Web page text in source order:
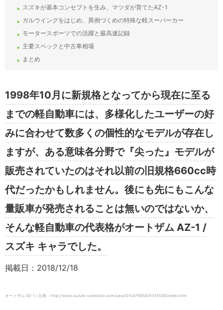
スズキが基本コンセプトを生み、マツダが育てたAZ-1
ガルウイングをはじめ、異例づくめの特殊な軽スーパーカー
モータースポーツでの活躍と最高速記録
主要スペックと中古車相場
まとめ
1998年10月に新規格となってから現在に至る
までの軽自動車には、多様化したユーザーの好
みに合わせて数多くの個性的なモデルが存在し
ますが、ある意味各分野で『尖った』モデルが
販売されていたのはそれ以前の旧規格660cc時
代だったかもしれません。後にも先にもこんな
量販車が発売されることは無いのではないか、
そんな軽自動車の代表格がオートザム AZ-1 /
スズキ キャラでした。
掲載日：2018/12/18
オートザム AZ-1 / 出典：http://www.suzuki-collection.com/cara/01c47695841315538/index.htm